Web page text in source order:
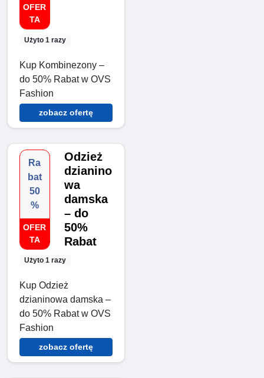
OFER
TA
Użyto 1 razy
Kup Kombinezony –
do 50% Rabat w OVS
Fashion
zobacz ofertę
Ra
bat
50
%
OFER
TA
Użyto 1 razy
Odzież
dzianino
wa
damska
– do
50%
Rabat
Kup Odzież
dzianinowa damska –
do 50% Rabat w OVS
Fashion
zobacz ofertę